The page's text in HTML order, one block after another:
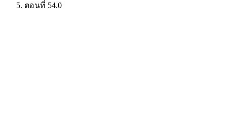
ตอนที่ 54.0